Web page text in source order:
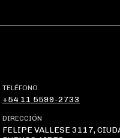
TELÉFONO
+54 11 5599-2733
DIRECCIÓN
FELIPE VALLESE 3117,